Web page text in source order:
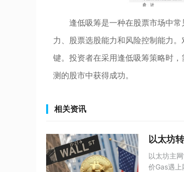
逢低吸筹是一种在股票市场中
力、股票选股能力和风险控制能力
键。投资者在采用逢低吸筹策略时
测的股市中获得成功。
相关资讯
以太坊
以太坊主
价Gas遇